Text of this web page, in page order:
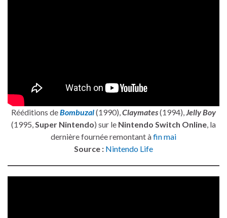
Rééditions deBombuzal(1990),Claymates(1994),Jelly Boy
(1995,Super Nintendo) sur le Nintendo Switch Online, la
dernière fournée remontant àfin mai
Source : Nintendo Life